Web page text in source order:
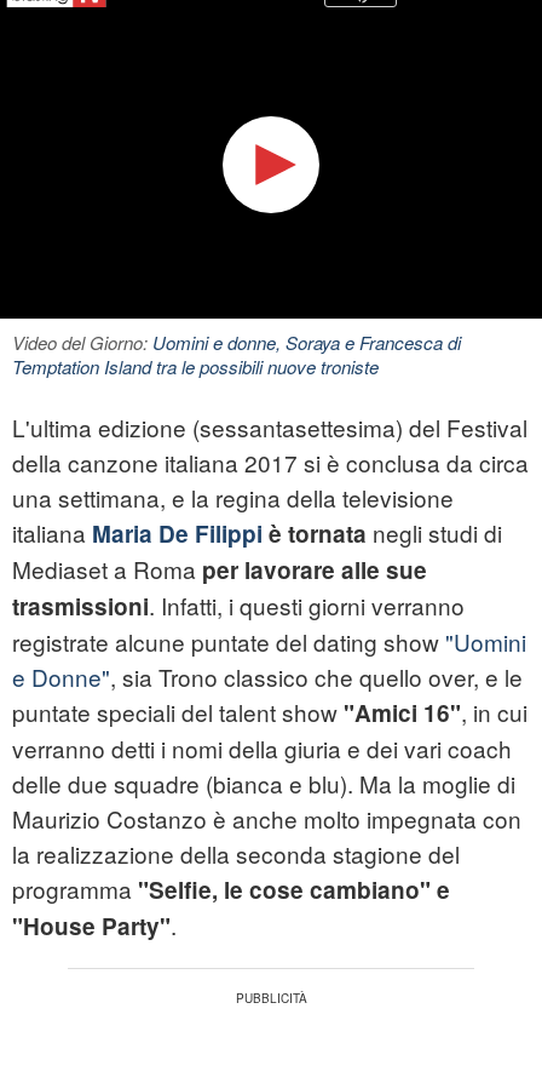
Video del Giorno: Uomini e donne, Soraya e Francesca di
Temptation Island tra le possibili nuove troniste
L'ultima edizione (sessantasettesima) del Festival
della canzone italiana 2017 si è conclusa da circa
una settimana, e la regina della televisione
italiana Maria De Filippi è tornata negli studi di
Mediaset a Roma per lavorare alle sue
trasmissioni. Infatti, i questi giorni verranno
registrate alcune puntate del dating show "Uomini
e Donne", sia Trono classico che quello over, e le
puntate speciali del talent show "Amici 16", in cui
verranno detti i nomi della giuria e dei vari coach
delle due squadre (bianca e blu). Ma la moglie di
Maurizio Costanzo è anche molto impegnata con
la realizzazione della seconda stagione del
programma "Selfie, le cose cambiano" e
"House Party".